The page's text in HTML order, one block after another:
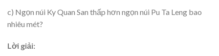
c) Ngọn núi Ky Quan San thấp hơn ngọn núi Pu Ta Leng bao
nhiêu mét?
Lời giải: